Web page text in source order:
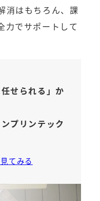
消はもちろん、課
力でサポートして
せられる」 か
プリンテック
てみる